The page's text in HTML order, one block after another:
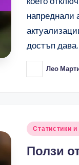
напреднали
достъп
Posted
by
Лео
Posted
Статистики
Ползи